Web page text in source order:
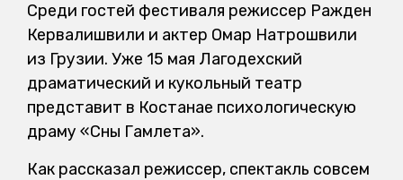
Среди гостей фестиваля режиссер Ражден
Кервалишвили и актер Омар Натрошвили
из Грузии. Уже 15 мая Лагодехский
драматический и кукольный театр
представит в Костанае психологическую
драму «Сны Гамлета».
Как рассказал режиссер, спектакль совсем